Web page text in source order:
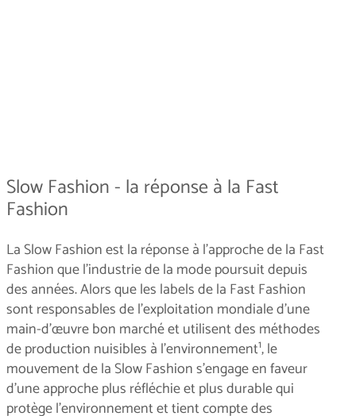
Slow Fashion - la réponse à la Fast
Fashion
La Slow Fashion est la réponse à l'approche de la Fast
Fashion que l'industrie de la mode poursuit depuis
des années. Alors que les labels de la Fast Fashion
sont responsables de l'exploitation mondiale d'une
main-d'œuvre bon marché et utilisent des méthodes
de production nuisibles à l'environnement1, le
mouvement de la Slow Fashion s'engage en faveur
d'une approche plus réfléchie et plus durable qui
protège l'environnement et tient compte des